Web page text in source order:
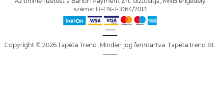
száma: H-EN-I-1064/2013
Copyright © 2026 Tapéta Trend. Minden jog fenntartva. Tapéta trend Bt.